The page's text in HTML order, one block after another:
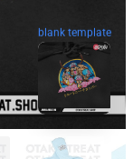
blank template